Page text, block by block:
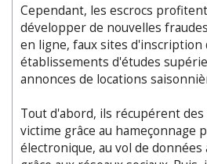
Cependant, les escrocs
développer de nouvelles
en ligne, faux sites d'inscription
établissements d'études
annonces de locations
Tout d'abord, ils récupérent
victime grâce au hameçonnage
électronique, au vol de données